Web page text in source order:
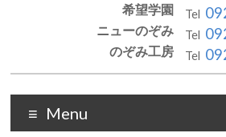
希望学園Tel
ニューのぞみTel
のぞみ工房Tel
Menu